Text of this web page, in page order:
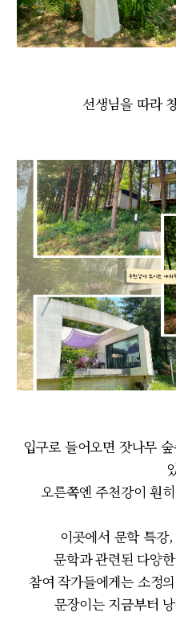
선생님을 따라
입구로 들어오면 잣나무
오른쪽엔 주천강이 훤
이곳에서 문학 특
문학과 관련된 다양
참여 작가들에게는 소정
문장이는 지금부터